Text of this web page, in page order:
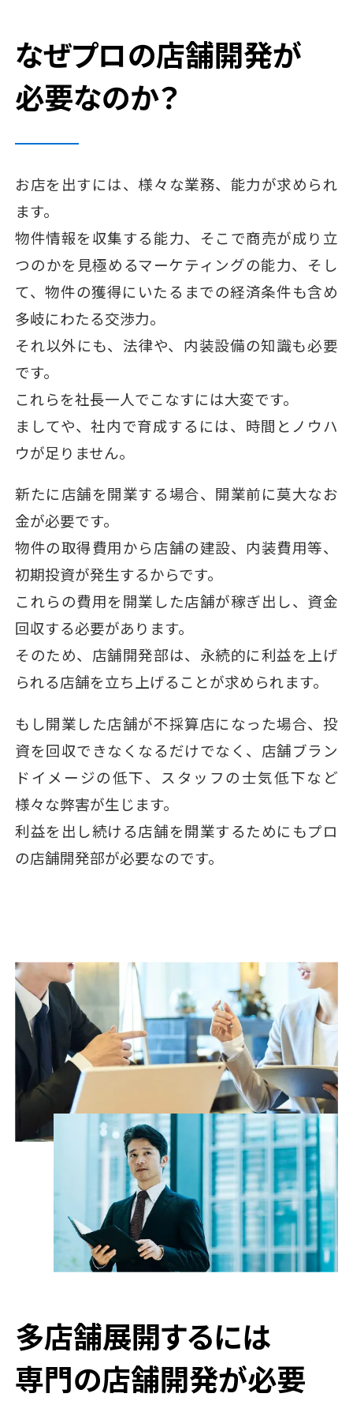
なぜプロの店舗開発が
必要なのか？
お店を出すには、様々な業務、能力が求められ
ます。
物件情報を収集する能力、そこで商売が成り立
つのかを見極めるマーケティングの能力、そし
て、物件の獲得にいたるまでの経済条件も含め
多岐にわたる交渉力。
それ以外にも、法律や、内装設備の知識も必要
です。
これらを社長一人でこなすには大変です。
ましてや、社内で育成するには、時間とノウハ
ウが足りません。
新たに店舗を開業する場合、開業前に莫大なお
金が必要です。
物件の取得費用から店舗の建設、内装費用等、
初期投資が発生するからです。
これらの費用を開業した店舗が稼ぎ出し、資金
回収する必要があります。
そのため、店舗開発部は、永続的に利益を上げ
られる店舗を立ち上げることが求められます。
もし開業した店舗が不採算店になった場合、投
資を回収できなくなるだけでなく、店舗ブラン
ドイメージの低下、スタッフの士気低下など
様々な弊害が生じます。
利益を出し続ける店舗を開業するためにもプロ
の店舗開発部が必要なのです。
多店舗展開するには
専門の店舗開発が必要